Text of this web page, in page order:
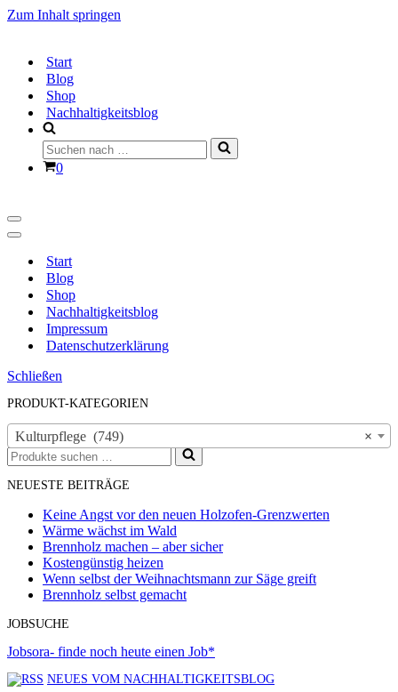
Zum Inhalt springen
Start
Blog
Shop
Nachhaltigkeitsblog
Suchen
nach …
Warenkorb
0
Navigationsmenü
Navigationsmenü
Start
Blog
Shop
Nachhaltigkeitsblog
Impressum
Datenschutzerklärung
Schließen
PRODUKT-KATEGORIEN
×
Kulturpflege (749)
Suchen
nach …
NEUESTE BEITRÄGE
Keine Angst vor den neuen Holzofen-Grenzwerten
Wärme wächst im Wald
Brennholz machen – aber sicher
Kostengünstig heizen
Wenn selbst der Weihnachtsmann zur Säge greift
Brennholz selbst gemacht
JOBSUCHE
Jobsora- finde noch heute einen Job*
NEUES VOM NACHHALTIGKEITSBLOG